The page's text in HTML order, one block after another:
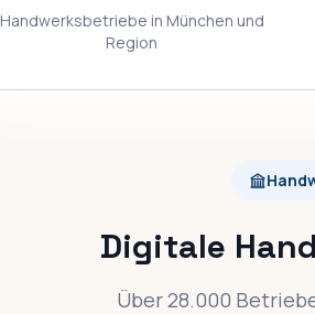
Handwerksbetriebe in München und
Region
Digitale
Über 28.000